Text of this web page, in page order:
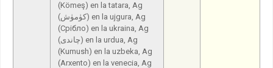
(Kömeş) en la tatara, Ag
(كۈمۈش) en la ujgura, Ag
(Срібло) en la ukraina, Ag
(چاندی) en la urdua, Ag
(Kumush) en la uzbeka, Ag
(Arxento) en la venecia, Ag